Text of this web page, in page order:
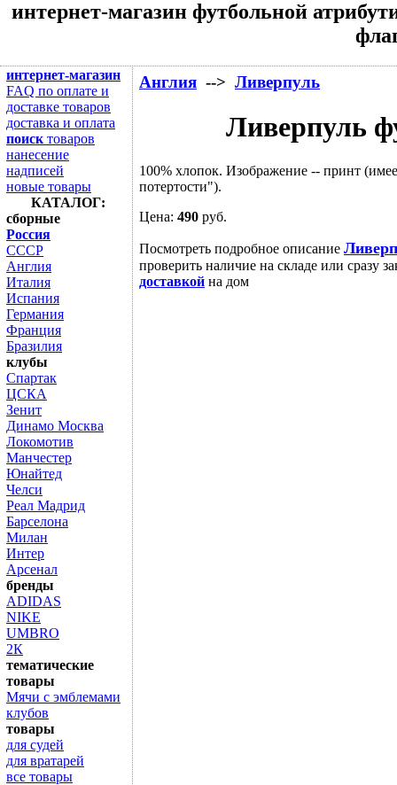
интернет-магазин футбольной
Англия --> Ливерпуль
Ливерпуль
100% хлопок. Изображение -- принт
потертости").
Цена: 490 руб.
Посмотреть подробное описание
проверить наличие на складе или сразу
доставкой на дом
интернет-магазин
FAQ по оплате и
доставке товаров
доставка и оплата
поиск товаров
нанесение
надписей
новые товары
КАТАЛОГ:
сборные
Россия
СССР
Англия
Италия
Испания
Германия
Франция
Бразилия
клубы
Спартак
ЦСКА
Зенит
Динамо Москва
Локомотив
Манчестер
Юнайтед
Челси
Реал Мадрид
Барселона
Милан
Интер
Арсенал
бренды
ADIDAS
NIKE
UMBRO
2К
тематические
товары
Мячи с эмблемами
клубов
товары
для судей
для вратарей
все товары